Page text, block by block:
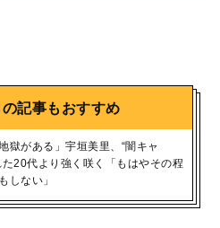
の記事もおすすめ
獄がある」宇垣美里、“闇キャ
た20代より強く咲く「もはやその程
しない」